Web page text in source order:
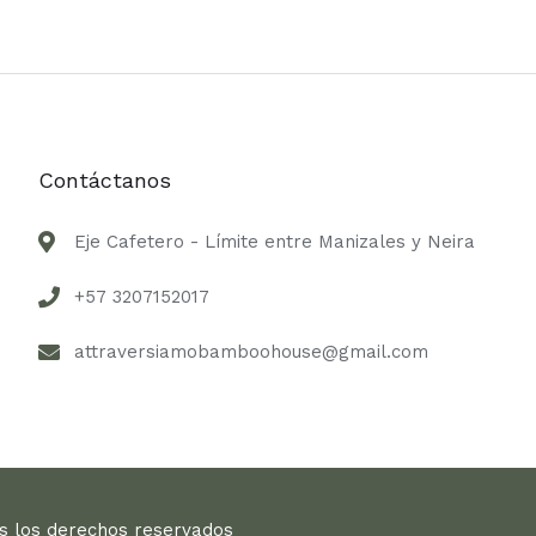
Contáctanos
Eje Cafetero - Límite entre Manizales y Neira
+57 3207152017
attraversiamobamboohouse@gmail.com
los derechos reservados